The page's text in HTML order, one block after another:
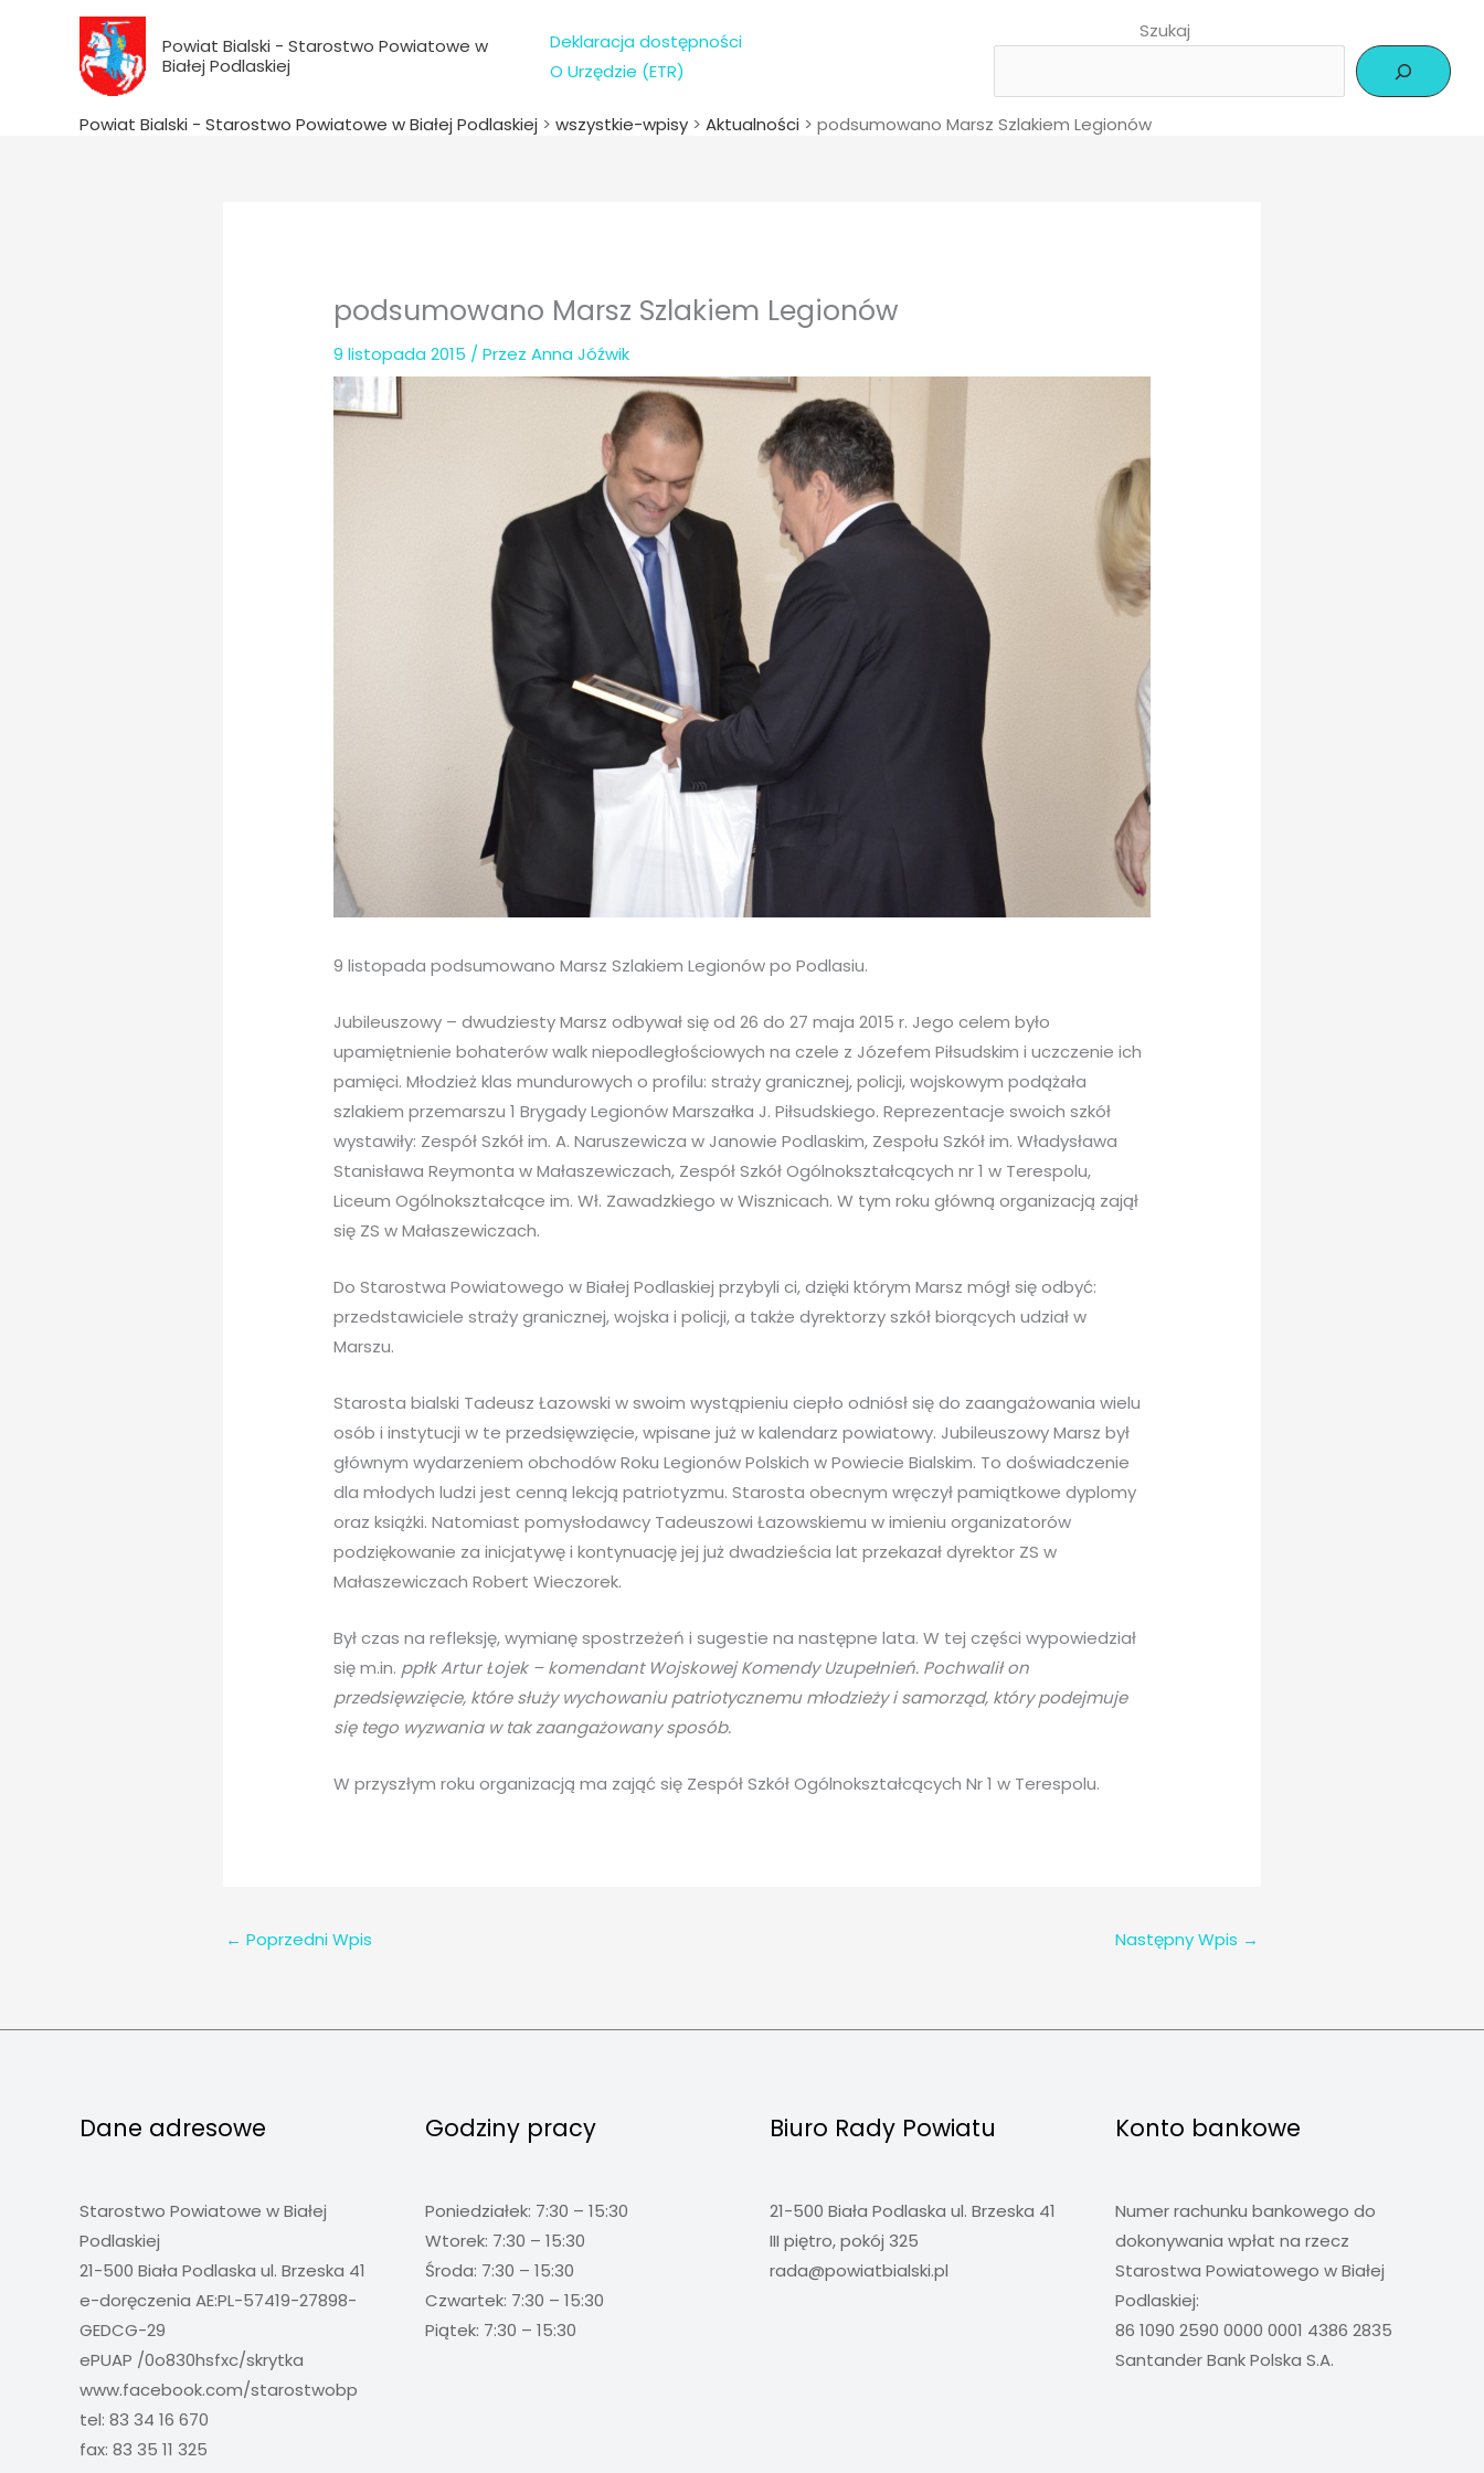
Powiat Bialski - Starostwo Powiatowe w
Białej Podlaskiej
Deklaracja dostępności
O Urzędzie (ETR)
Szukaj
Powiat Bialski - Starostwo Powiatowe w Białej Podlaskiej > wszystkie-wpisy > Aktualności > podsumowano Marsz Szlakiem Legionów
podsumowano Marsz Szlakiem Legionów
9 listopada 2015 / PrzezAnna Jóźwik
9 listopada podsumowano Marsz Szlakiem Legionów po Podlasiu.
Jubileuszowy – dwudziesty Marsz odbywał się od 26 do 27 maja 2015 r. Jego celem było
upamiętnienie bohaterów walk niepodległościowych na czele z Józefem Piłsudskim i uczczenie ich
pamięci. Młodzież klas mundurowych o profilu: straży granicznej, policji, wojskowym podążała
szlakiem przemarszu 1 Brygady Legionów Marszałka J. Piłsudskiego. Reprezentacje swoich szkół
wystawiły: Zespół Szkół im. A. Naruszewicza w Janowie Podlaskim, Zespołu Szkół im. Władysława
Stanisława Reymonta w Małaszewiczach, Zespół Szkół Ogólnokształcących nr 1 w Terespolu,
Liceum Ogólnokształcące im. Wł. Zawadzkiego w Wisznicach. W tym roku główną organizacją zajął
się ZS w Małaszewiczach.
Do Starostwa Powiatowego w Białej Podlaskiej przybyli ci, dzięki którym Marsz mógł się odbyć:
przedstawiciele straży granicznej, wojska i policji, a także dyrektorzy szkół biorących udział w
Marszu.
Starosta bialski Tadeusz Łazowski w swoim wystąpieniu ciepło odniósł się do zaangażowania wielu
osób i instytucji w te przedsięwzięcie, wpisane już w kalendarz powiatowy. Jubileuszowy Marsz był
głównym wydarzeniem obchodów Roku Legionów Polskich w Powiecie Bialskim. To doświadczenie
dla młodych ludzi jest cenną lekcją patriotyzmu. Starosta obecnym wręczył pamiątkowe dyplomy
oraz książki. Natomiast pomysłodawcy Tadeuszowi Łazowskiemu w imieniu organizatorów
podziękowanie za inicjatywę i kontynuację jej już dwadzieścia lat przekazał dyrektor ZS w
Małaszewiczach Robert Wieczorek.
Był czas na refleksję, wymianę spostrzeżeń i sugestie na następne lata. W tej części wypowiedział
się m.in. ppłk Artur Łojek – komendant Wojskowej Komendy Uzupełnień. Pochwalił on
przedsięwzięcie, które służy wychowaniu patriotycznemu młodzieży i samorząd, który podejmuje
się tego wyzwania w tak zaangażowany sposób.
W przyszłym roku organizacją ma zająć się Zespół Szkół Ogólnokształcących Nr 1 w Terespolu.
← Poprzedni Wpis Następny Wpis →
Dane adresowe
Starostwo Powiatowe w Białej
Podlaskiej
21-500 Biała Podlaska ul. Brzeska 41
e-doręczenia AE:PL-57419-27898-
GEDCG-29
ePUAP /0o830hsfxc/skrytka
www.facebook.com/starostwobp
tel: 83 34 16 670
fax: 83 35 11 325
Godziny pracy
Poniedziałek: 7:30 – 15:30
Wtorek: 7:30 – 15:30
Środa: 7:30 – 15:30
Czwartek: 7:30 – 15:30
Piątek: 7:30 – 15:30
Biuro Rady Powiatu
21-500 Biała Podlaska ul. Brzeska 41
III piętro, pokój 325
rada@powiatbialski.pl
Konto bankowe
Numer rachunku bankowego do
dokonywania wpłat na rzecz
Starostwa Powiatowego w Białej
Podlaskiej:
86 1090 2590 0000 0001 4386 2835
Santander Bank Polska S.A.